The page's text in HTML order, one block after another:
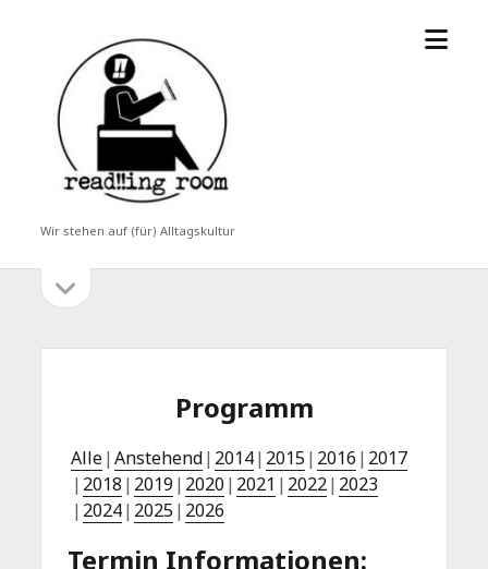
read!!ing
room
Wir stehen auf (für) Alltagskultur
Menü
Seitenleiste
öffnen
Programm
Alle Anstehend 2014 2015 2016 2017
2018 2019 2020 2021 2022 2023
2024 2025 2026
Termin Informationen: